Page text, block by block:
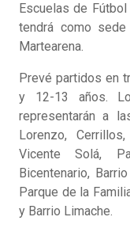
Escuelas de
tendrá como
Martearena.
Prevé partidos en
y 12-13 años.
representarán a
Lorenzo,
Vicente Solá,
Bicentenario,
Parque de la
y Barrio Limache.